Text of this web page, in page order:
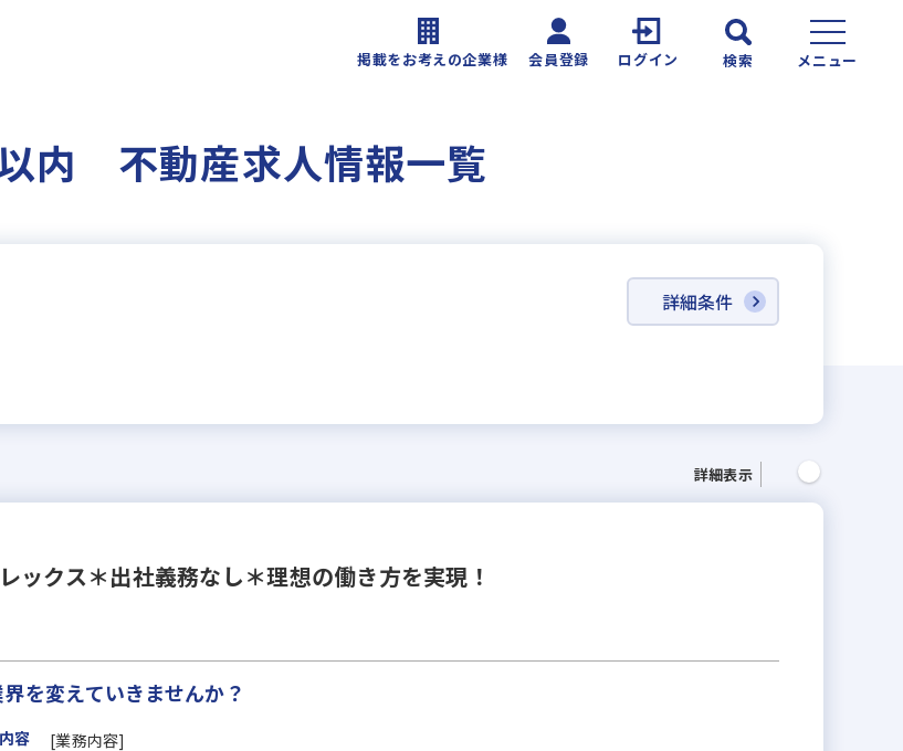
掲載をお考えの企業様 会員登録 ログイン 検索 メニュー
内 不動産求人情報一覧
詳細条件
詳細表示
クス＊出社義務なし＊理想の働き方を実現！
を変えていきませんか？
容
[業務内容]